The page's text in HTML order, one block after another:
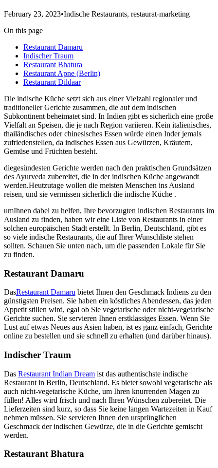
February 23, 2023•Indische Restaurants, restaurat-marketing
On this page
Restaurant Damaru
Indischer Traum
Restaurant Bhatura
Restaurant Apne (Berlin)
Restaurant Dildaar
Die indische Küche setzt sich aus einer Vielzahl regionaler und
traditioneller Gerichte zusammen, die auf dem indischen
Subkontinent beheimatet sind. In Indien gibt es sicherlich eine große
Vielfalt an Speisen, die je nach Region variieren. Kein italienisches,
thailändisches oder chinesisches Essen würde einen Inder jemals
zufriedenstellen, da indisches Essen aus Gewürzen, Kräutern,
Gemüse und Früchten besteht.
diegesündesten Gerichte werden nach den praktischen Grundsätzen
des Ayurveda zubereitet, die in der indischen Küche angewandt
werden.Heutzutage wollen die meisten Menschen ins Ausland
reisen, und sie vermissen sicherlich die indische Küche .
umIhnen dabei zu helfen, Ihre bevorzugten indischen Restaurants im
Ausland zu finden, haben wir eine Liste von Restaurants in einer
solchen europäischen Stadt erstellt. In Berlin, Deutschland, gibt es
so viele indische Restaurants, die auf Ihrer Wunschliste stehen
sollten. Schauen Sie unten nach, um die passenden Lokale für Sie
zu finden.
Restaurant Damaru
DasRestaurant Damaru bietet Ihnen den Geschmack Indiens zu den
günstigsten Preisen. Sie haben ein köstliches Abendessen, das jeden
Appetit stillen wird, egal ob Sie vegetarische oder nicht-vegetarische
Gerichte suchen. Sie servieren Ihnen erstklassiges Essen. Wenn Sie
Lust auf etwas Neues aus Asien haben, ist es ganz einfach, Gerichte
online zu bestellen und sie schnell zu erhalten (und darüber hinaus).
Indischer Traum
Das Restaurant Indian Dream ist das authentischste indische
Restaurant in Berlin, Deutschland. Es bietet sowohl vegetarische als
auch nicht-vegetarische Küche, um Ihren knurrenden Magen zu
füllen! Alles wird frisch und nach Ihren Wünschen zubereitet. Die
Lieferzeiten sind kurz, so dass Sie keine langen Wartezeiten in Kauf
nehmen müssen. Sie servieren Ihnen den ursprünglichen
Geschmack der indischen Gewürze, die in die Gerichte gemischt
werden.
Restaurant Bhatura